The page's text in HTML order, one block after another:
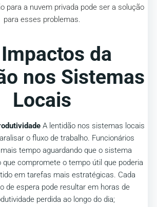
para a nuvem privada pode ser a solução
para esses problemas.
da
nos Sistemas
Locais
A lentidão nos sistemas locais
o fluxo de trabalho. Funcionários
tempo aguardando que o sistema
que compromete o tempo útil que poderia
em tarefas mais estratégicas. Cada
de espera pode resultar em horas de
perdida ao longo do dia;